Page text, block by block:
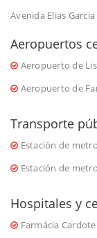
Avenida Elias
Aeropuertos
Aeropuerto de
Aeropuerto de
Transporte
Estación de
Estación de
Hospitales y
Farmácia Cardote